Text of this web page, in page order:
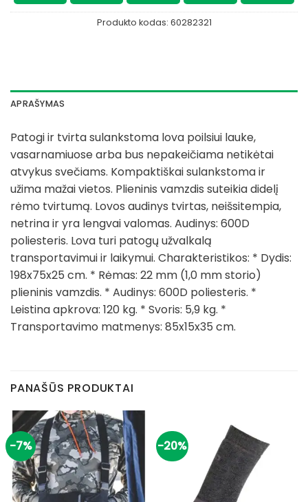
Produkto kodas: 60282321
APRAŠYMAS
Patogi ir tvirta sulankstoma lova poilsiui lauke,
vasarnamiuose arba bus nepakeičiama netikėtai
atvykus svečiams. Kompaktiškai sulankstoma ir
užima mažai vietos. Plieninis vamzdis suteikia didelį
rėmo tvirtumą. Lovos audinys tvirtas, neišsitempia,
netrina ir yra lengvai valomas. Audinys: 600D
poliesteris. Lova turi patogų užvalkalą
transportavimui ir laikymui. Charakteristikos: * Dydis:
198x75x25 cm. * Rėmas: 22 mm (1,0 mm storio)
plieninis vamzdis. * Audinys: 600D poliesteris. *
Leistina apkrova: 120 kg. * Svoris: 5,9 kg. *
Transportavimo matmenys: 85x15x35 cm.
PANAŠŪS PRODUKTAI
-7% -20%